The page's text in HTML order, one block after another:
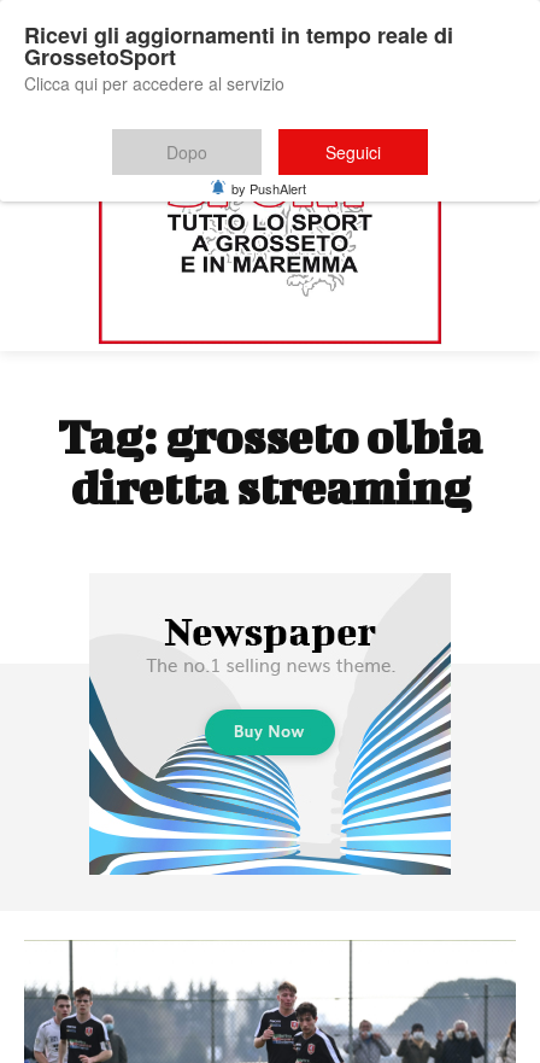
Tag: grosseto olbia
diretta streaming
Ricevi gli aggiornamenti in tempo reale di
GrossetoSport
Clicca qui per accedere al servizio
Dopo Seguici
by PushAlert